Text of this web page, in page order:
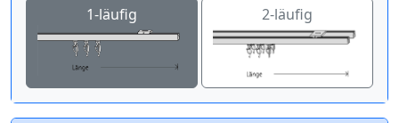
1-läufig 2-läufig